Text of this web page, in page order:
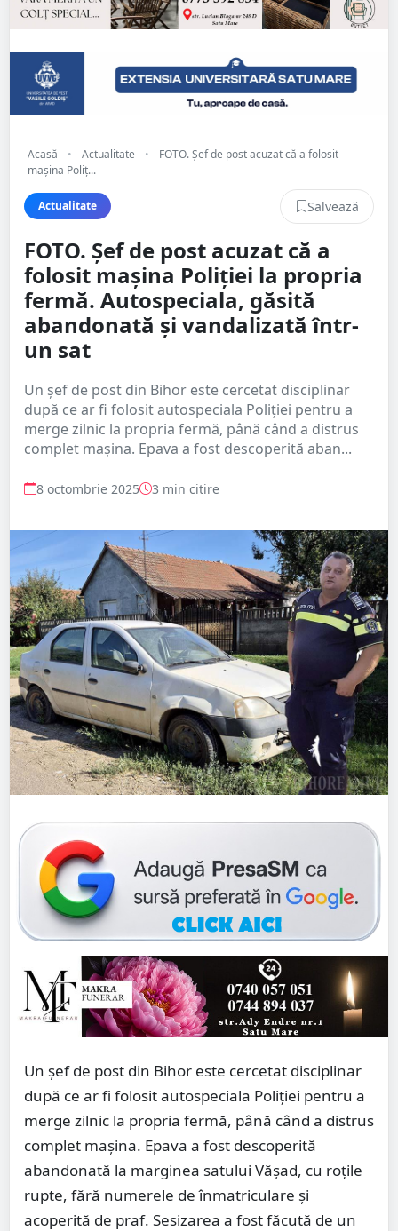
Acasă • Actualitate •
FOTO. Șef de post acuzat că a folosit
mașina Poliț...
Actualitate Salvează
FOTO. Șef de post acuzat că a
folosit mașina Poliției la propria
fermă. Autospeciala, găsită
abandonată și vandalizată într-
un sat
Un șef de post din Bihor este cercetat disciplinar
după ce ar fi folosit autospeciala Poliției pentru a
merge zilnic la propria fermă, până când a distrus
complet mașina. Epava a fost descoperită aban...
8 octombrie 2025 3 min citire
Un șef de post din Bihor este cercetat disciplinar
după ce ar fi folosit autospeciala Poliției pentru a
merge zilnic la propria fermă, până când a distrus
complet mașina. Epava a fost descoperită
abandonată la marginea satului Vășad, cu roțile
rupte, fără numerele de înmatriculare și
acoperită de praf. Sesizarea a fost făcută de un